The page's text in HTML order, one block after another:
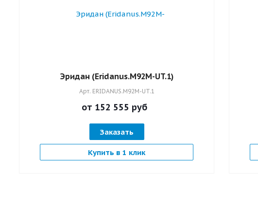
Эридан (Eridanus.M92M-UT.1)
Арт. ERIDANUS.M92M-UT.1
от 152 555 руб
Заказать
Купить в 1 клик